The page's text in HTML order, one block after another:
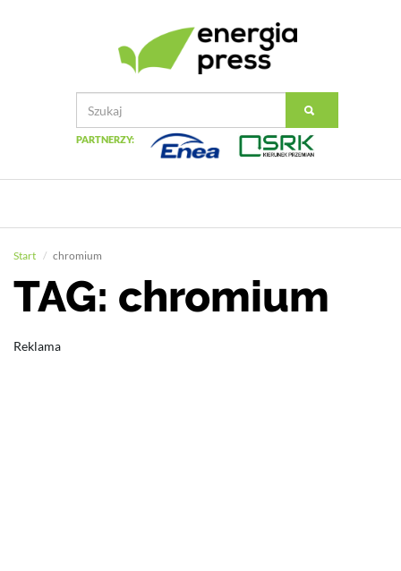
PARTNERZY:
Start chromium
TAG: chromium
Reklama